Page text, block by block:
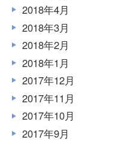
2018年4月
2018年3月
2018年2月
2018年1月
2017年12月
2017年11月
2017年10月
2017年9月